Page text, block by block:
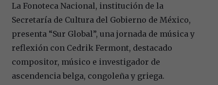
La Fonoteca Nacional, institución de la
Secretaría de Cultura del Gobierno de México,
presenta “Sur Global”, una jornada de música y
reflexión con Cedrik Fermont, destacado
compositor, músico e investigador de
ascendencia belga, congoleña y griega.